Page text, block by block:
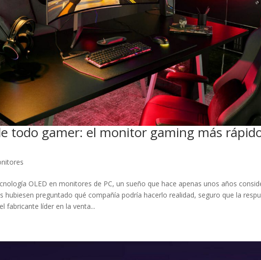
todo gamer: el monitor gaming más
OLED en monitores de PC, un sueño que hace apenas unos años
hubiesen preguntado qué compañía podría hacerlo realidad, seguro que la
fabricante líder en la venta...